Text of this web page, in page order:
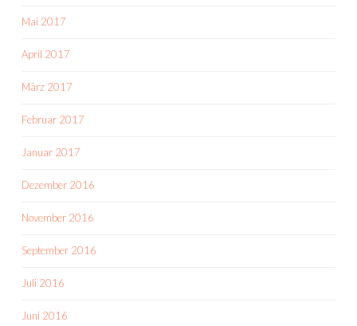
Mai 2017
April 2017
März 2017
Februar 2017
Januar 2017
Dezember 2016
November 2016
September 2016
Juli 2016
Juni 2016